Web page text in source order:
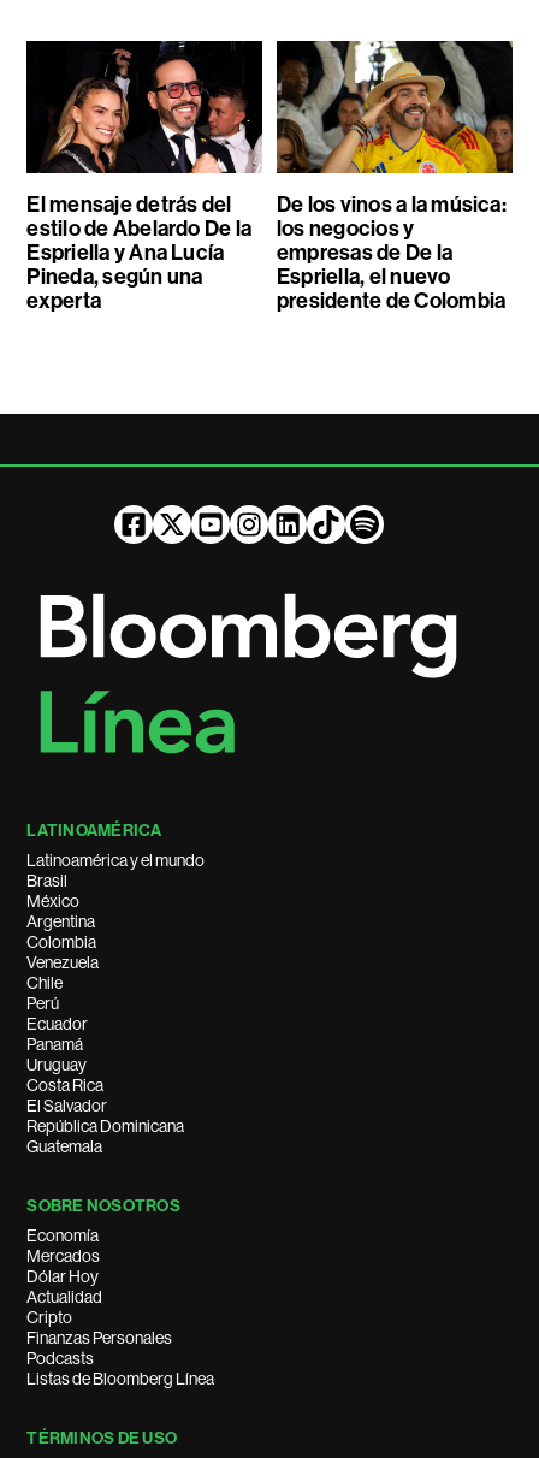
El mensaje detrás del
estilo de Abelardo De la
Espriella y Ana Lucía
Pineda, según una
experta
De los vinos a la música:
los negocios y
empresas de De la
Espriella, el nuevo
presidente de Colombia
LATINOAMÉRICA
Latinoamérica y el mundo
Brasil
México
Argentina
Colombia
Venezuela
Chile
Perú
Ecuador
Panamá
Uruguay
Costa Rica
El Salvador
República Dominicana
Guatemala
SOBRE NOSOTROS
Economía
Mercados
Dólar Hoy
Actualidad
Cripto
Finanzas Personales
Podcasts
Listas de Bloomberg Línea
TÉRMINOS DE USO